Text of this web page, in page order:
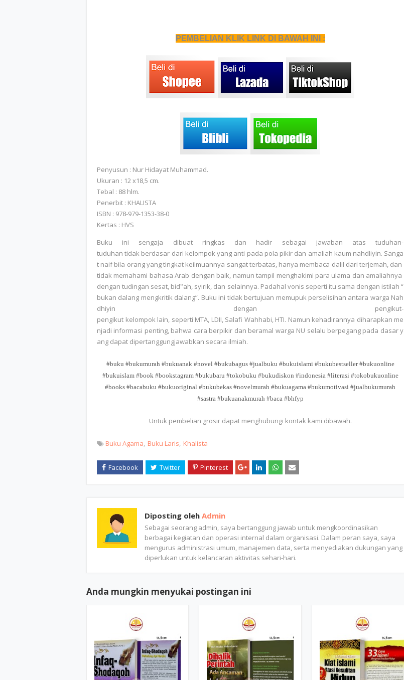
PEMBELIAN KLIK LINK DI BAWAH INI :
Penyusun : Nur Hidayat Muhammad.
Ukuran : 12 x18,5 cm.
Tebal : 88 hlm.
Penerbit : KHALISTA
ISBN : 978-979-1353-38-0
Kertas : HVS
Buku ini sengaja dibuat ringkas dan hadir sebagai jawaban atas tuduhan-
tuduhan tidak berdasar dari kelompok yang anti pada pola pikir dan amaliah kaum nahdliyin. Sanga
t naif bila orang yang tingkat keilmuannya sangat terbatas, hanya membaca dalil dari terjemah, dan
tidak memahami bahasa Arab dengan baik, namun tampil menghakimi para ulama dan amaliahnya
dengan tudingan sesat, bid‟ah, syirik, dan selainnya. Padahal vonis seperti itu sama dengan istilah “
bukan dalang mengkritik dalang”. Buku ini tidak bertujuan memupuk perselisihan antara warga Nah
dhiyin dengan pengikut-
pengikut kelompok lain, seperti MTA, LDII, Salafi Wahhabi, HTI. Namun kehadirannya diharapkan me
njadi informasi penting, bahwa cara berpikir dan beramal warga NU selalu berpegang pada dasar y
ang dapat dipertanggungjawabkan secara ilmiah.
#buku #bukumurah #bukuanak #novel #bukubagus #jualbuku #bukuislami #bukubestseller #bukuonline
#bukuislam #book #bookstagram #bukubaru #tokobuku #bukudiskon #indonesia #literasi #tokobukuonline
#books #bacabuku #bukuoriginal #bukubekas #novelmurah #bukuagama #bukumotivasi #jualbukumurah
#sastra #bukuanakmurah #baca #bhfyp
Untuk pembelian grosir dapat menghubungi kontak kami dibawah.
Buku Agama Buku Laris Khalista
Diposting oleh Admin
Sebagai seorang admin, saya bertanggung jawab untuk mengkoordinasikan
berbagai kegiatan dan operasi internal dalam organisasi. Dalam peran saya, saya
mengurus administrasi umum, manajemen data, serta menyediakan dukungan yang
diperlukan untuk kelancaran aktivitas sehari-hari.
Anda mungkin menyukai postingan ini